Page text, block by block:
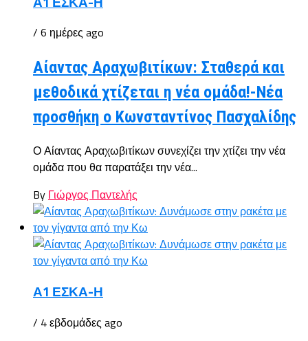
/ 6 ημέρες ago
Αίαντας Αραχωβιτίκων: Σταθερά και
μεθοδικά χτίζεται η νέα ομάδα!-Νέα
προσθήκη ο Κωνσταντίνος Πασχαλίδης
Ο Αίαντας Αραχωβιτίκων συνεχίζει την χτίζει την νέα
ομάδα που θα παρατάξει την νέα...
By Γιώργος Παντελής
Α1 ΕΣΚΑ-Η
/ 4 εβδομάδες ago